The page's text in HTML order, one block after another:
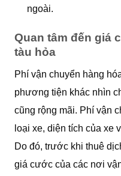
ngoài.
Quan tâm đến giá
tàu hỏa
Phí vận chuyển hàng
phương tiện khác nhìn
cũng rộng mãi. Phí vận
loại xe, diện tích của xe
Do đó, trước khi thuê
giá cước của các nơi